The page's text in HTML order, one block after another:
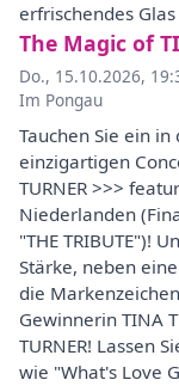
erfrischendes
The Magic of
Do., 15.10.2026,
Im Pongau
Tauchen Sie ein
einzigartigen
TURNER >>>
Niederlanden
"THE TRIBUTE")!
Stärke, neben
die
Gewinnerin TINA
TURNER! Lassen
wie "What's Love